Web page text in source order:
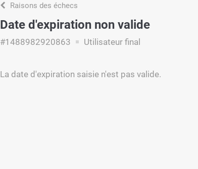
Raisons des échecs
Date d'expiration non valide
#1488982920863 Utilisateur final
La date d'expiration saisie n'est pas valide.